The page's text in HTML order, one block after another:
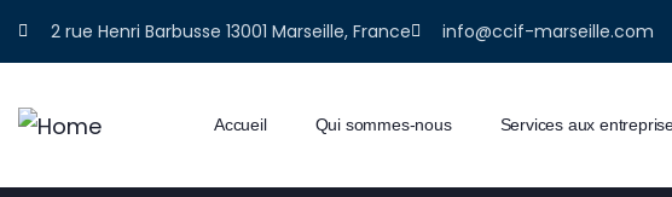
2 rue Henri Barbusse 13001 Marseille, France info@ccif-marseille.com
Accueil Qui sommes-nous Services aux